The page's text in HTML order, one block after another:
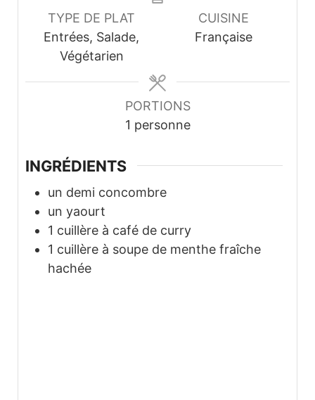
TYPE DE PLAT
Entrées, Salade,
Végétarien
CUISINE
Française
PORTIONS
1 personne
INGRÉDIENTS
un demi concombre
un yaourt
1 cuillère à café de curry
1 cuillère à soupe de menthe fraîche
hachée